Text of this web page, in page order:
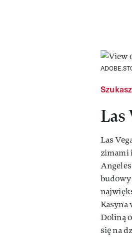
Las
Las
zimami
budowy
Kasyna
Doliną
się na